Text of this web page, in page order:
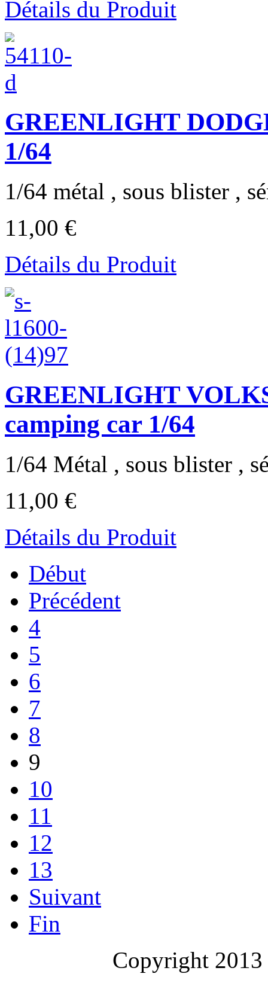
Détails du Produit
GREENLIGHT
1/64
1/64 métal , sous blister ,
11,00 €
Détails du Produit
GREENLIGHT
camping car 1/64
1/64 Métal , sous blister ,
11,00 €
Détails du Produit
Début
Précédent
4
5
6
7
8
9
10
11
12
13
Suivant
Fin
Copyright